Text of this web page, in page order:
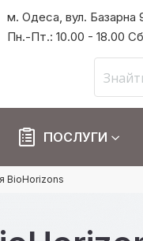
м. Одеса, вул. Базарна
Пн.-Пт.: 10.00 - 18.00
ПОСЛУГИ
BioHorizons